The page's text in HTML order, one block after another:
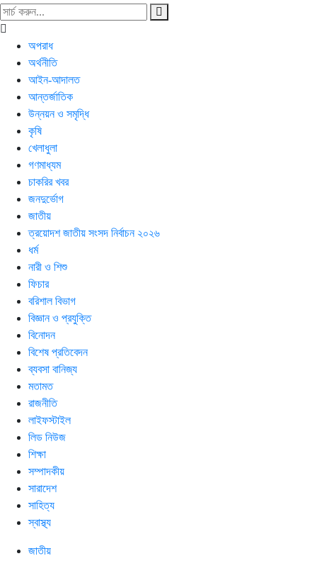
অপরাধ
অর্থনীতি
আইন-আদালত
আন্তর্জাতিক
উন্নয়ন ও সমৃদ্ধি
কৃষি
খেলাধুলা
গণমাধ্যম
চাকরির খবর
জনদুর্ভোগ
জাতীয়
ত্রয়োদশ জাতীয় সংসদ নির্বাচন ২০২৬
ধর্ম
নারী ও শিশু
ফিচার
বরিশাল বিভাগ
বিজ্ঞান ও প্রযুক্তি
বিনোদন
বিশেষ প্রতিবেদন
ব্যবসা বানিজ্য
মতামত
রাজনীতি
লাইফস্টাইল
লিড নিউজ
শিক্ষা
সম্পাদকীয়
সারাদেশ
সাহিত্য
স্বাস্থ্য
জাতীয়